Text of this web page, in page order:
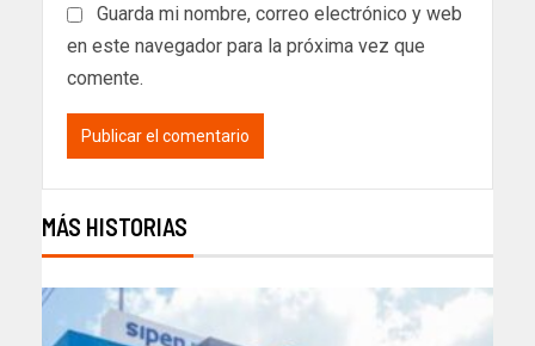
Guarda mi nombre, correo electrónico y web
en este navegador para la próxima vez que
comente.
MÁS HISTORIAS